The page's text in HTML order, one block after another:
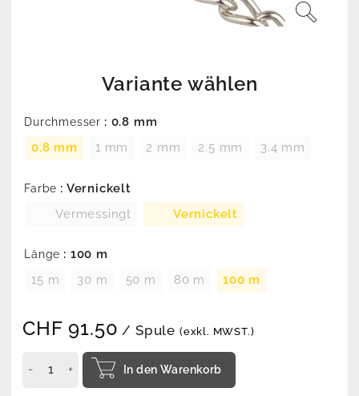
Variante wählen
Durchmesser : 0.8 mm
0.8 mm
1 mm 2 mm 2.5 mm 3.4 mm
Farbe : Vernickelt
Vermessingt
Vernickelt
Länge : 100 m
15 m
30 m 50 m 80 m 100 m
CHF 91.50 / Spule (exkl. MWST.)
In den Warenkorb